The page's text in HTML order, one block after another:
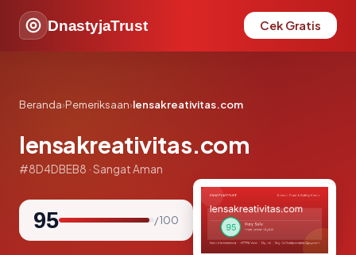
DnastyjaTrust Cek Gratis
Beranda›Pemeriksaan›lensakreativitas.com
lensakreativitas.com
#8D4DBEB8 · Sangat Aman
95 / 100